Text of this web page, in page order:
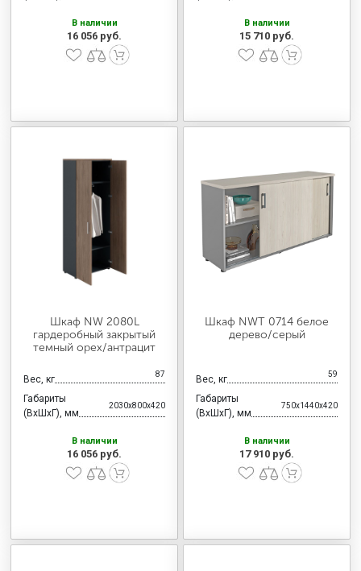
В наличии
16 056 руб.
В наличии
15 710 руб.
Шкаф NW 2080L
гардеробный закрытый
темный орех/антрацит
Вес, кг 87
Габариты
(ВхШхГ), мм
2030x800x420
В наличии
16 056 руб.
Шкаф NWT 0714 белое
дерево/серый
Вес, кг 59
Габариты
(ВхШхГ), мм
750x1440x420
В наличии
17 910 руб.